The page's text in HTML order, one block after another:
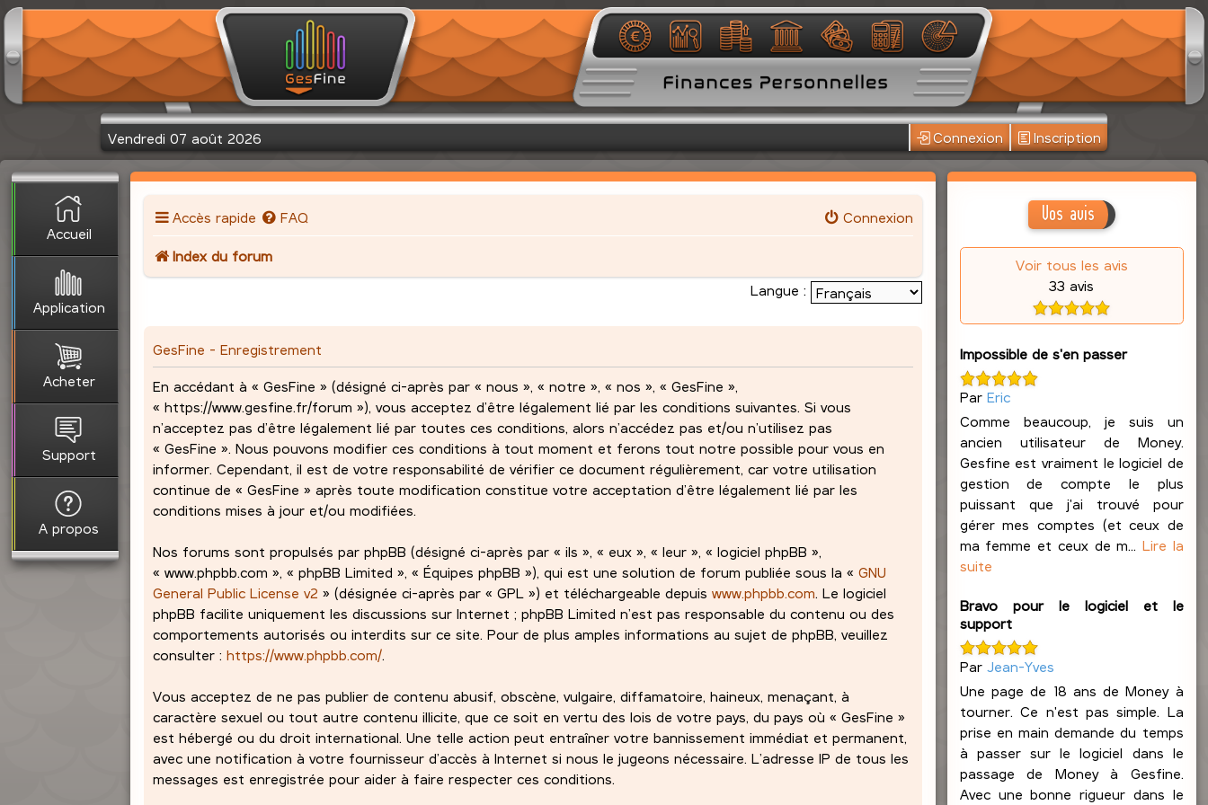
Vendredi 07 août 2026 Connexion Inscription
Accueil
Application
Acheter
Support
A propos
Accès rapide FAQ Connexion
Index du forum
Langue :
GesFine - Enregistrement
En accédant à « GesFine » (désigné ci-après par « nous », « notre », « nos », « GesFine »,
« https://www.gesfine.fr/forum »), vous acceptez d’être légalement lié par les conditions suivantes. Si vous
n’acceptez pas d’être légalement lié par toutes ces conditions, alors n’accédez pas et/ou n’utilisez pas
« GesFine ». Nous pouvons modifier ces conditions à tout moment et ferons tout notre possible pour vous en
informer. Cependant, il est de votre responsabilité de vérifier ce document régulièrement, car votre utilisation
continue de « GesFine » après toute modification constitue votre acceptation d’être légalement lié par les
conditions mises à jour et/ou modifiées.
Nos forums sont propulsés par phpBB (désigné ci-après par « ils », « eux », « leur », « logiciel phpBB »,
« www.phpbb.com », « phpBB Limited », « Équipes phpBB »), qui est une solution de forum publiée sous la «GNU
General Public License v2 » (désignée ci-après par « GPL ») et téléchargeable depuiswww.phpbb.com. Le logiciel
phpBB facilite uniquement les discussions sur Internet ; phpBB Limited n’est pas responsable du contenu ou des
comportements autorisés ou interdits sur ce site. Pour de plus amples informations au sujet de phpBB, veuillez
consulter :https://www.phpbb.com/.
Vous acceptez de ne pas publier de contenu abusif, obscène, vulgaire, diffamatoire, haineux, menaçant, à
caractère sexuel ou tout autre contenu illicite, que ce soit en vertu des lois de votre pays, du pays où « GesFine »
est hébergé ou du droit international. Une telle action peut entraîner votre bannissement immédiat et permanent,
avec une notification à votre fournisseur d’accès à Internet si nous le jugeons nécessaire. L’adresse IP de tous les
messages est enregistrée pour aider à faire respecter ces conditions.
Vos avis
Voir tous les avis
33 avis
Impossible de s'en passer
Par Eric
Comme beaucoup, je suis un
ancien utilisateur de Money.
Gesfine est vraiment le logiciel de
gestion de compte le plus
puissant que j'ai trouvé pour
gérer mes comptes (et ceux de
ma femme et ceux de m... Lire la
suite
Bravo pour le logiciel et le
support
Par Jean-Yves
Une page de 18 ans de Money à
tourner. Ce n'est pas simple. La
prise en main demande du temps
à passer sur le logiciel dans le
passage de Money à Gesfine.
Avec une bonne rigueur dans le